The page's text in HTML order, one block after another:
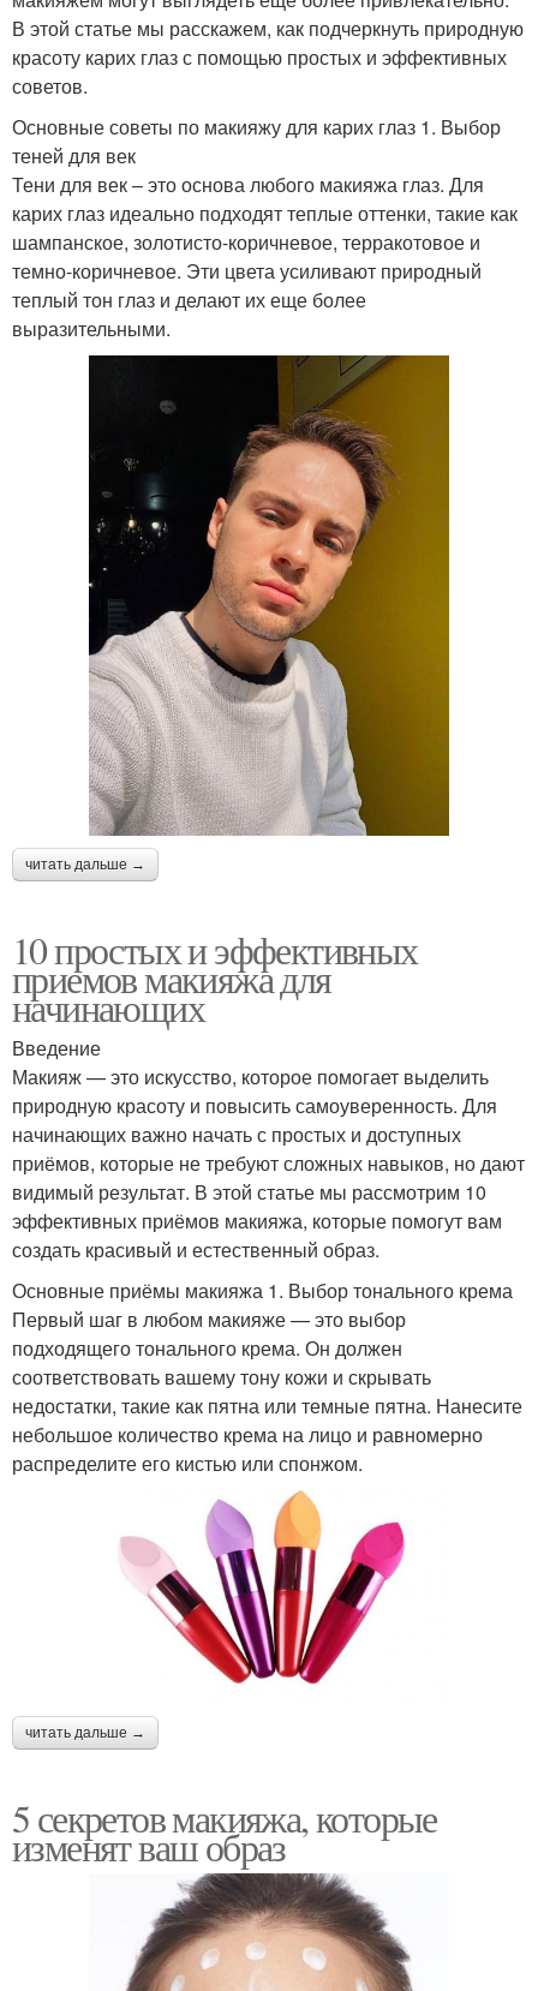
В этой статье мы расскажем, как подчеркнуть природную
красоту карих глаз с помощью простых и эффективных
советов.
Основные советы по макияжу для карих глаз 1. Выбор
теней для век
Тени для век – это основа любого макияжа глаз. Для
карих глаз идеально подходят теплые оттенки, такие как
шампанское, золотисто-коричневое, терракотовое и
темно-коричневое. Эти цвета усиливают природный
теплый тон глаз и делают их еще более
выразительными.
читать дальше →
10 простых и эффективных
приемов макияжа для
начинающих
Введение
Макияж — это искусство, которое помогает выделить
природную красоту и повысить самоуверенность. Для
начинающих важно начать с простых и доступных
приёмов, которые не требуют сложных навыков, но дают
видимый результат. В этой статье мы рассмотрим 10
эффективных приёмов макияжа, которые помогут вам
создать красивый и естественный образ.
Основные приёмы макияжа 1. Выбор тонального крема
Первый шаг в любом макияже — это выбор
подходящего тонального крема. Он должен
соответствовать вашему тону кожи и скрывать
недостатки, такие как пятна или темные пятна. Нанесите
небольшое количество крема на лицо и равномерно
распределите его кистью или спонжом.
читать дальше →
5 секретов макияжа, которые
изменят ваш образ